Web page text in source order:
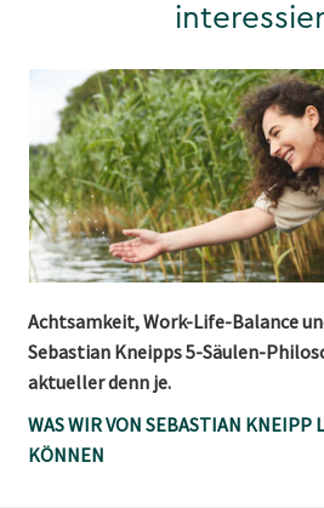
Achtsamkeit, Work-Life-Balance
Sebastian Kneipps 5-Säulen-
aktueller denn je.
WAS WIR VON SEBASTIAN KNEIPP
KÖNNEN